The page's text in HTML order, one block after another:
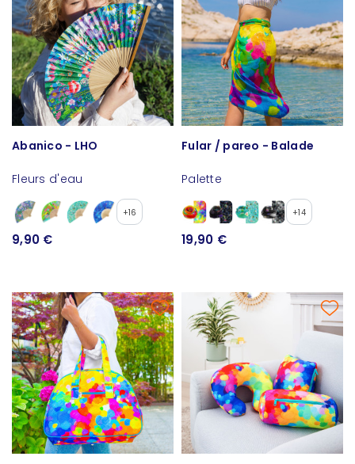
Abanico - LHO
Fleurs d'eau
+16
9,90 €
Fular / pareo - Balade
Palette
+14
19,90 €